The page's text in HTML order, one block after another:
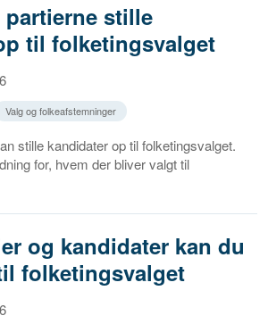
partierne stille
til folketingsvalget
Valg og folkeafstemninger
stille kandidater op til folketingsvalget.
for, hvem der bliver valgt til
og kandidater kan du
folketingsvalget